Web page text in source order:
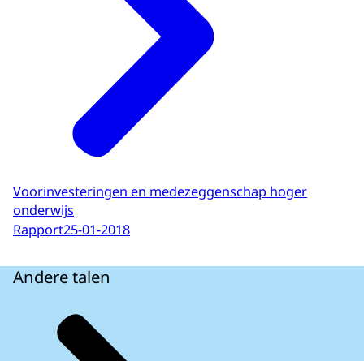
Voorinvesteringen en medezeggenschap hoger
onderwijs
Rapport25-01-2018
Andere talen